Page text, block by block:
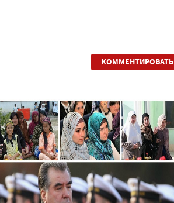
КОММЕНТИРОВАТЬ